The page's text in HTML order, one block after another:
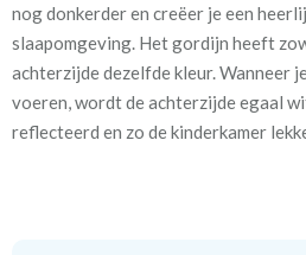
Voor een optimale verduistering
ontstaan. Daarnaast zorgt het
plafond en het gordijn tot aan de
nog donkerder en creëer je een
slaapomgeving. Het gordijn heeft
achterzijde dezelfde kleur. Wanneer
voeren, wordt de achterzijde egaal
reflecteerd en zo de kinderkamer